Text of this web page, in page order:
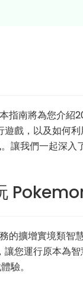
指南將為您介紹
戲，以及如何
讓我們一起深
的擴增實境類智
您運行原本為
驗。